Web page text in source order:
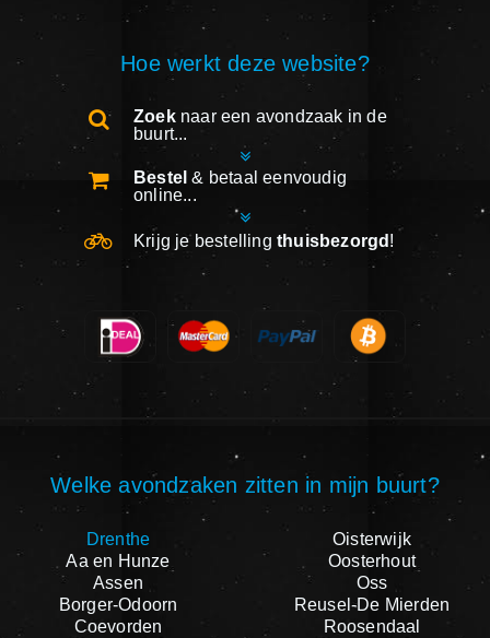
Hoe werkt deze website?
Zoeknaar een avondzaak in de
buurt...
Bestel & betaal eenvoudig
online...
Krijg je bestelling thuisbezorgd !
Welke avondzaken zitten in mijn buurt?
Drenthe
Aa en Hunze
Assen
Borger-Odoorn
Coevorden
Oisterwijk
Oosterhout
Oss
Reusel-De Mierden
Roosendaal